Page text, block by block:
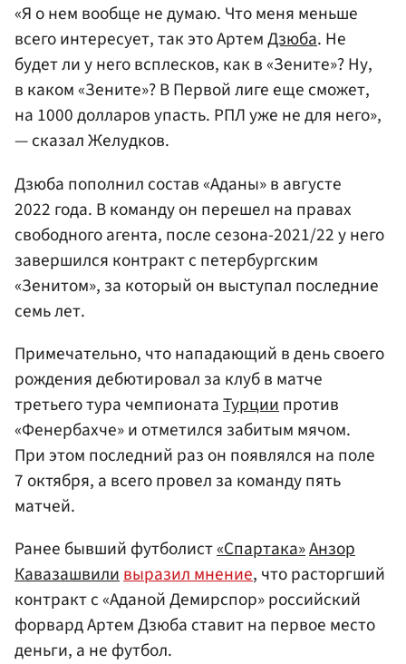
«Я о нем вообще не думаю. Что меня меньше
всего интересует, так это АртемДзюба. Не
будет ли у него всплесков, как в «Зените»? Ну,
в каком «Зените»? В Первой лиге еще сможет,
на 1000 долларов упасть. РПЛ уже не для него»,
— сказал Желудков.
Дзюба пополнил состав «Аданы» в августе
2022 года. В команду он перешел на правах
свободного агента, после сезона-2021/22 у него
завершился контракт с петербургским
«Зенитом», за который он выступал последние
семь лет.
Примечательно, что нападающий в день своего
рождения дебютировал за клуб в матче
третьего тура чемпионатаТурциипротив
«Фенербахче» и отметился забитым мячом.
При этом последний раз он появлялся на поле
7 октября, а всего провел за команду пять
матчей.
Ранее бывший футболист«Спартака»Анзор
Кавазашвиливыразил мнение, что расторгший
контракт с «Аданой Демирспор» российский
форвард Артем Дзюба ставит на первое место
деньги, а не футбол.